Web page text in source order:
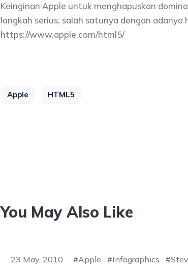
Keinginan Apple untuk menghapuskan
langkah serius, salah satunya dengan
https://www.apple.com/html5/
Apple HTML5
You May Also Like
23 May, 2010 Apple Infographics